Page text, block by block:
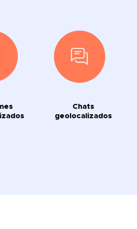
Chats
geolocalizados